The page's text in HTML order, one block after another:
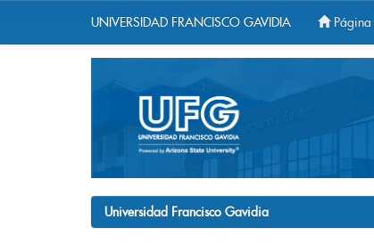
UNIVERSIDAD FRANCISCO GAVIDIA Página
Universidad Francisco Gavidia